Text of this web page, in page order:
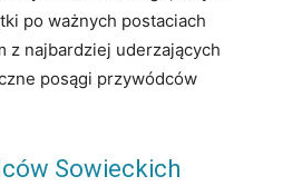
po ważnych postaciach
z najbardziej uderzających
posągi przywódców
Sowieckich